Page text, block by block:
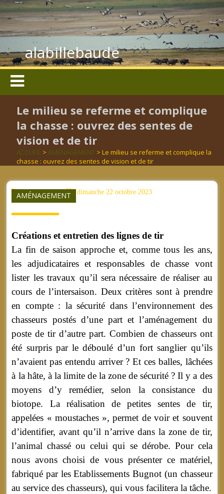
alabillebaude
Le milieu se referme et complique
la chasse : ouvrez des sentes de
vision et de tir
ACCUEIL >AMÉNAGEMENT > Le milieu se referme et complique la
chasse : ouvrez des sentes de vision et de tir
AMÉNAGEMENT
aucun mot clé dimanche 22 octobre 2023
Créations et entretien des lignes de tir
La fin de saison approche et, comme tous les ans,
les adjudicataires et responsables de chasse vont
lister les travaux qu’il sera nécessaire de réaliser au
cours de l’intersaison. Deux critères sont à prendre
en compte : la sécurité dans l’environnement des
chasseurs postés d’une part et l’aménagement du
poste de tir d’autre part. Combien de chasseurs ont
été surpris par le déboulé d’un fort sanglier qu’ils
n’avaient pas entendu arriver ? Et ces balles, lâchées
à la hâte, à la limite de la zone de sécurité ? Il y a des
moyens d’y remédier, selon la consistance du
biotope. La réalisation de petites sentes de tir,
appelées « moustaches », permet de voir et souvent
d’identifier, avant qu’il n’arrive dans la zone de tir,
l’animal chassé ou celui qui se dérobe. Pour cela
nous avons choisi de vous présenter ce matériel,
fabriqué par les Etablissements Bugnot (un chasseur
au service des chasseurs), qui vous facilitera la tâche.